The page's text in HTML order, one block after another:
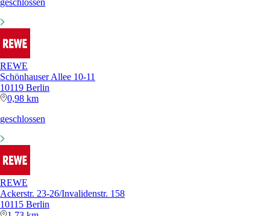
geschlossen
REWE
Schönhauser Allee 10-11
10119 Berlin
0,98 km
geschlossen
REWE
Ackerstr. 23-26/Invalidenstr. 158
10115 Berlin